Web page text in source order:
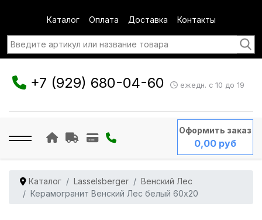
Каталог Оплата Доставка Контакты
+7 (929) 680-04-60 ежедн. с 10 до 19
Оформить заказ
0,00 руб
Каталог Lasselsberger
Венский Лес
Керамогранит Венский Лес белый 60x20